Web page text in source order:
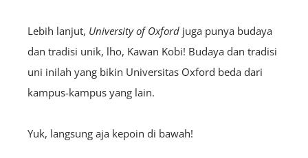
Lebih lanjut, University of Oxford juga punya budaya
dan tradisi unik, lho, Kawan Kobi! Budaya dan tradisi
uni inilah yang bikin Universitas Oxford beda dari
kampus-kampus yang lain.
Yuk, langsung aja kepoin di bawah!